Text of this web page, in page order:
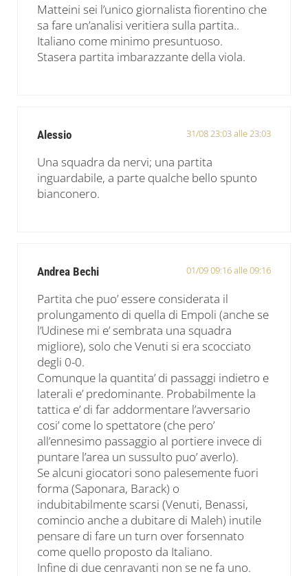
Matteini sei l’unico giornalista fiorentino che
sa fare un’analisi veritiera sulla partita..
Italiano come minimo presuntuoso.
Stasera partita imbarazzante della viola.
Alessio 31/08 23:03 alle 23:03
Una squadra da nervi; una partita
inguardabile, a parte qualche bello spunto
bianconero.
Andrea Bechi 01/09 09:16 alle 09:16
Partita che puo’ essere considerata il
prolungamento di quella di Empoli (anche se
l’Udinese mi e’ sembrata una squadra
migliore), solo che Venuti si era scocciato
degli 0-0.
Comunque la quantita’ di passaggi indietro e
laterali e’ predominante. Probabilmente la
tattica e’ di far addormentare l’avversario
cosi’ come lo spettatore (che pero’
all’ennesimo passaggio al portiere invece di
puntare l’area un sussulto puo’ averlo).
Se alcuni giocatori sono palesemente fuori
forma (Saponara, Barack) o
indubitabilmente scarsi (Venuti, Benassi,
comincio anche a dubitare di Maleh) inutile
pensare di fare un turn over forsennato
come quello proposto da Italiano.
Infine di due cenravanti non se ne fa uno.